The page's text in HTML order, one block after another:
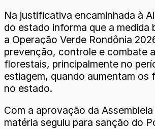
Na justificativa encaminhada à
do estado informa que a medida
a Operação Verde Rondônia
prevenção, controle e combate
florestais, principalmente no
estiagem, quando aumentam os
no estado.
Com a aprovação da
matéria seguiu para sanção do